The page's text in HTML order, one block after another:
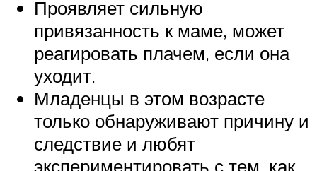
Проявляет сильную
привязанность к маме, может
реагировать плачем, если она
уходит.
Младенцы в этом возрасте
только обнаруживают причину и
следствие и любят
экспериментировать с тем, как